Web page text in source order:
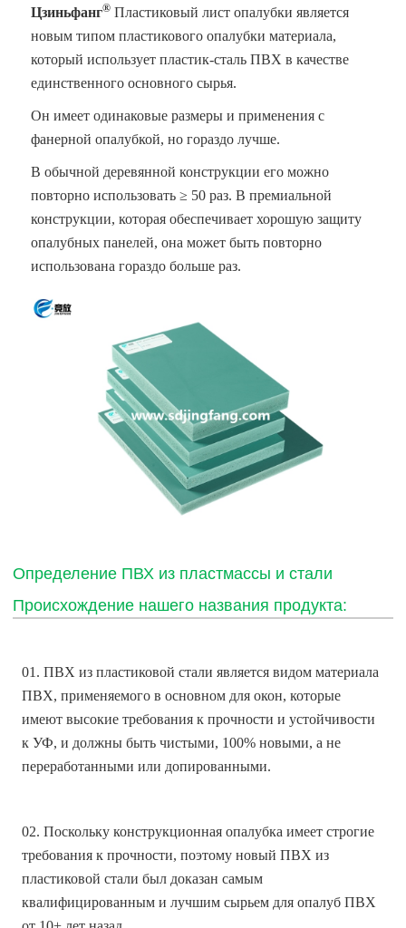
Цзиньфанг® Пластиковый лист опалубкиявляется
новым типом пластикового опалубки материала,
который использует пластик-сталь ПВХ в качестве
единственного основного сырья.
Он имеет одинаковые размеры и применения с
фанерной опалубкой, но гораздо лучше.
В обычной деревянной конструкции его можно
повторно использовать ≥ 50 раз. В премиальной
конструкции, которая обеспечивает хорошую защиту
опалубных панелей, она может быть повторно
использована гораздо больше раз.
Определение ПВХ из пластмассы и стали
Происхождение нашего названия продукта:
01. ПВХ из пластиковой стали является видом материала
ПВХ, применяемого в основном для окон, которые
имеют высокие требования к прочности и устойчивости
к УФ, и должны быть чистыми, 100% новыми, а не
переработанными или допированными.
02. Поскольку конструкционная опалубка имеет строгие
требования к прочности, поэтому новый ПВХ из
пластиковой стали был доказан самым
квалифицированным и лучшим сырьем для опалуб ПВХ